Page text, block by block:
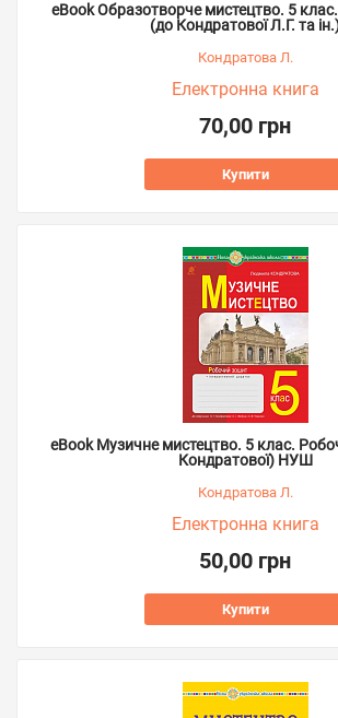
eBook Образотворче мистецтво. 5
(до Кондратової Л.Г. та
Кондратова Л.
Електронна книга
70,00 грн
Купити
eBook Музичне мистецтво. 5 клас.
Кондратової) НУШ
Кондратова Л.
Електронна книга
50,00 грн
Купити